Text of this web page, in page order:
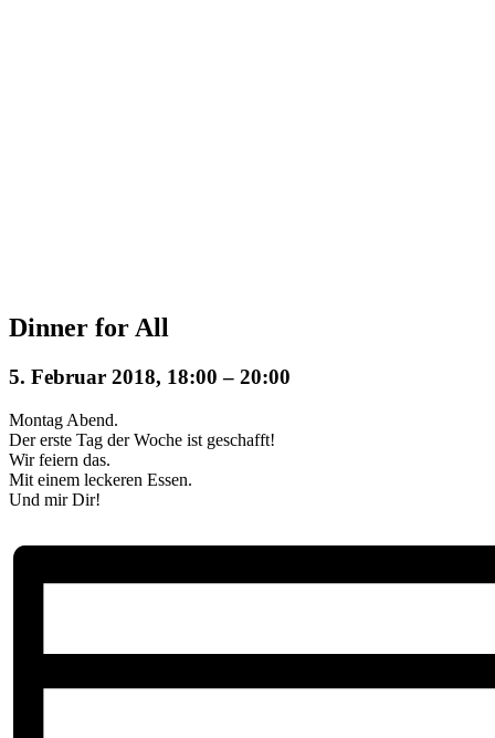
Dinner for All
5. Februar 2018, 18:00 – 20:00
Montag Abend.
Der erste Tag der Woche ist geschafft!
Wir feiern das.
Mit einem leckeren Essen.
Und mir Dir!